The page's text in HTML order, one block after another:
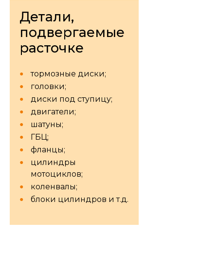
Детали,
подвергаемые
расточке
тормозные диски;
головки;
диски под ступицу;
двигатели;
шатуны;
ГБЦ;
фланцы;
цилиндры
мотоциклов;
коленвалы;
блоки цилиндров и т.д.